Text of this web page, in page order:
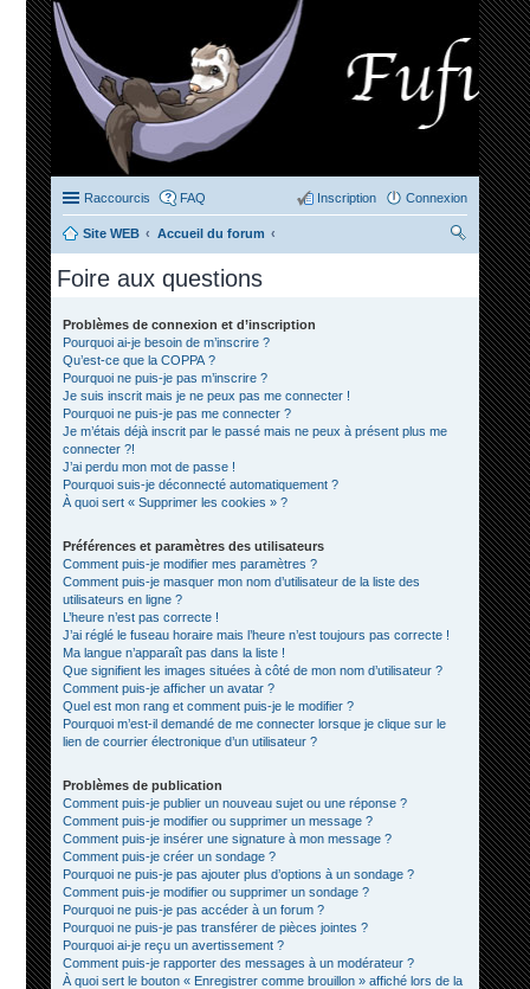
Raccourcis FAQ Connexion
Inscription
Site WEB
Accueil du forum
Foire aux questions
Problèmes de connexion et d’inscription
Pourquoi ai-je besoin de m’inscrire ?
Qu’est-ce que la COPPA ?
Pourquoi ne puis-je pas m’inscrire ?
Je suis inscrit mais je ne peux pas me connecter !
Pourquoi ne puis-je pas me connecter ?
Je m’étais déjà inscrit par le passé mais ne peux à présent plus me
connecter ?!
J’ai perdu mon mot de passe !
Pourquoi suis-je déconnecté automatiquement ?
À quoi sert « Supprimer les cookies » ?
Préférences et paramètres des utilisateurs
Comment puis-je modifier mes paramètres ?
Comment puis-je masquer mon nom d’utilisateur de la liste des
utilisateurs en ligne ?
L’heure n’est pas correcte !
J’ai réglé le fuseau horaire mais l’heure n’est toujours pas correcte !
Ma langue n’apparaît pas dans la liste !
Que signifient les images situées à côté de mon nom d’utilisateur ?
Comment puis-je afficher un avatar ?
Quel est mon rang et comment puis-je le modifier ?
Pourquoi m’est-il demandé de me connecter lorsque je clique sur le
lien de courrier électronique d’un utilisateur ?
Problèmes de publication
Comment puis-je publier un nouveau sujet ou une réponse ?
Comment puis-je modifier ou supprimer un message ?
Comment puis-je insérer une signature à mon message ?
Comment puis-je créer un sondage ?
Pourquoi ne puis-je pas ajouter plus d’options à un sondage ?
Comment puis-je modifier ou supprimer un sondage ?
Pourquoi ne puis-je pas accéder à un forum ?
Pourquoi ne puis-je pas transférer de pièces jointes ?
Pourquoi ai-je reçu un avertissement ?
Comment puis-je rapporter des messages à un modérateur ?
À quoi sert le bouton « Enregistrer comme brouillon » affiché lors de la